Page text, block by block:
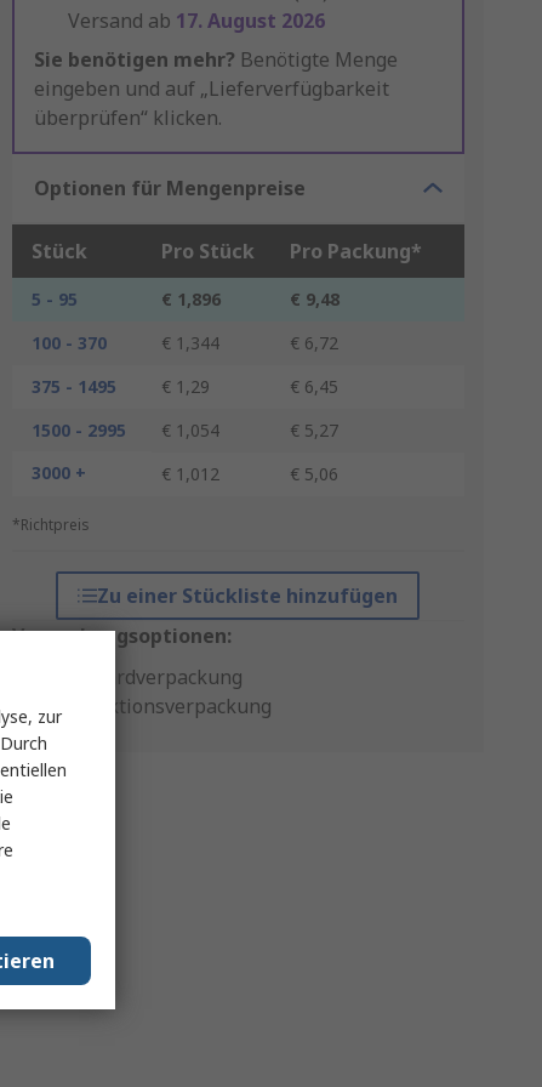
Versand ab 17. August 2026
Sie benötigen mehr? Benötigte Menge
eingeben und auf „Lieferverfügbarkeit
überprüfen“ klicken.
Optionen für Mengenpreise
Stück Pro Stück Pro Packung*
5 - 95 € 1,896
€ 9,48
100 - 370
€ 1,344
€ 6,72
375 - 1495
€ 1,29
€ 6,45
1500 - 2995
€ 1,054
€ 5,27
3000 +
€ 1,012 € 5,06
*Richtpreis
Zu einer Stückliste hinzufügen
Verpackungsoptionen:
Standardverpackung
Produktionsverpackung
zur